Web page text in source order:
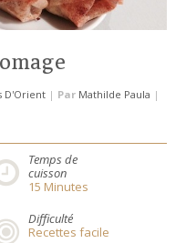
D'Orient | Par Mathilde Paula |
Temps de
cuisson
15 Minutes
Difficulté
Recettes facile